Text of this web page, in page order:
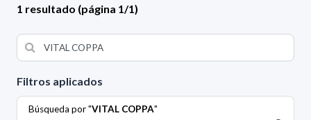
Filtros aplicados
Búsqueda por "VITAL COPPA"
1 resultado (página 1/1)